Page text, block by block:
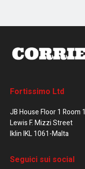
Fortissimo Ltd
JB House Floor 1 Room 1
Lewis F. Mizzi Street
Iklin IKL 1061-Malta
Seguici sui social